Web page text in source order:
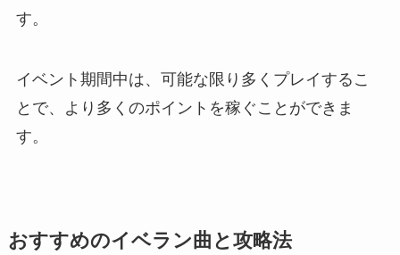
す。
イベント期間中は、可能な限り多くプレイするこ
とで、より多くのポイントを稼ぐことができま
す。
おすすめのイベラン曲と攻略法